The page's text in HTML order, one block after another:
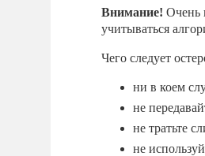
Внимание! Очень
учитываться
Чего следует
ни в коем
не
не тратьте
не